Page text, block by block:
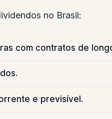
no Brasil:
com contratos de
e previsível.